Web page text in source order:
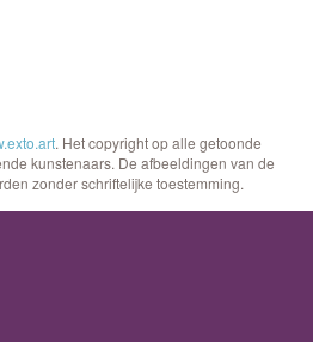
. Het copyright op alle getoonde
kunstenaars. De afbeeldingen van de
zonder schriftelijke toestemming.